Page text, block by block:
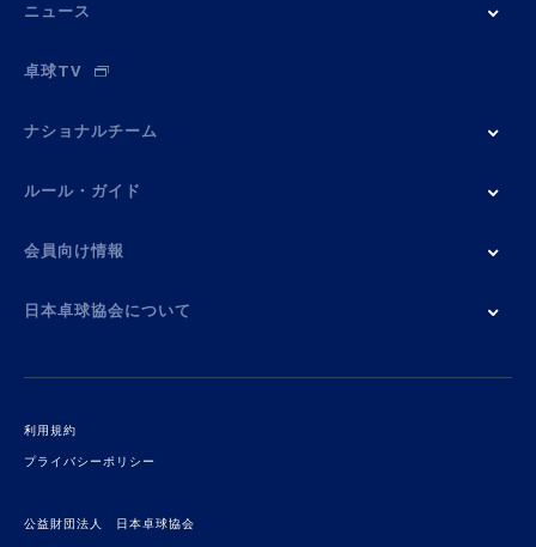
ニュース
卓球TV
ナショナルチーム
ルール・ガイド
会員向け情報
日本卓球協会について
利用規約
プライバシーポリシー
公益財団法人 日本卓球協会